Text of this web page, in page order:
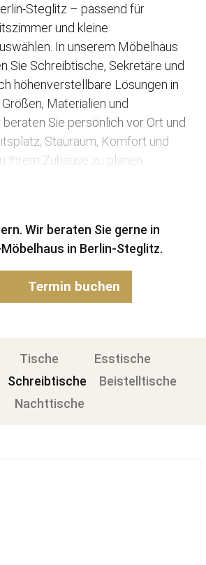
Steglitz – passend für
und kleine
In unserem Möbelhaus
Sie Schreibtische, Sekretäre und
höhenverstellbare Lösungen in
Materialien und
beraten Sie persönlich vor Ort und
Stauraum, Komfort und
Ihrem Zuhause zu planen.
Wir beraten Sie gerne in
in Berlin-Steglitz.
Termin buchen
Tische
Esstische
Schreibtische
Beistelltische
Nachttische